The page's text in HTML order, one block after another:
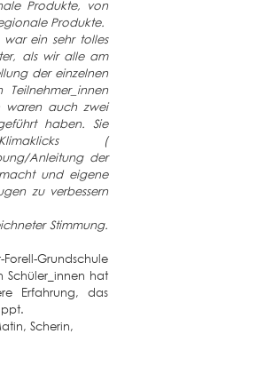
Produkte, von
Produkte.
ein sehr tolles
als wir alle am
der einzelnen
waren auch zwei
haben. Sie
(
Anleitung der
und eigene
zu verbessern
Stimmung.
Grundschule
Schüler_innen hat
Erfahrung, das
Scherin,